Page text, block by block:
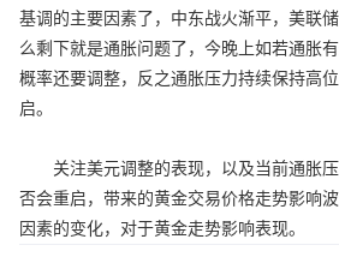
基调的主要因素了，中东战火渐平，美联
么剩下就是通胀问题了，今晚上如若通胀
概率还要调整，反之通胀压力持续保持高
启。
关注美元调整的表现，以及当前通胀压
否会重启，带来的黄金交易价格走势影响
因素的变化，对于黄金走势影响表现。